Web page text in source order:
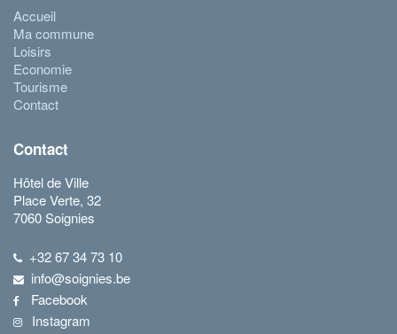
Accueil
Ma commune
Loisirs
Economie
Tourisme
Contact
Contact
Hôtel de Ville
Place Verte, 32
7060 Soignies
+32 67 34 73 10
info@soignies.be
Facebook
Instagram